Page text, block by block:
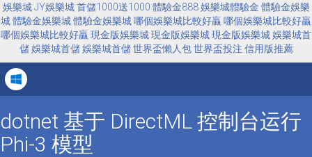
娛樂城 JY娛樂城 首儲1000送1000 體驗金888 娛樂城體驗金 體驗金娛樂
城體驗金娛樂城體驗金娛樂城哪個娛樂城比較好贏 哪個娛樂城比較好贏
哪個娛樂城比較好贏 現金版娛樂城現金版娛樂城現金版娛樂城娛樂城首
儲 娛樂城首儲 娛樂城首儲 世界盃懶人包 世界盃投注 信用版推薦
dotnet 基于 DirectML 控制台运行
Phi-3 模型